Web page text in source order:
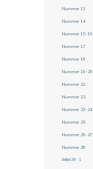
Nummer 13
Nummer 14
Nummer 15-16
Nummer 17
Nummer 18
Nummer 19-20
Nummer 21
Nummer 22
Nummer 23-24
Nummer 25
Nummer 26-27
Nummer 28
Artikel 28 - 1